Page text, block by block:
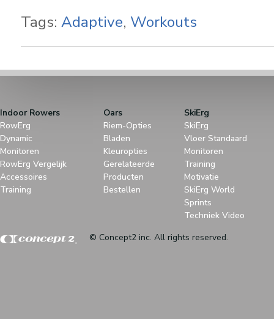
Tags: Adaptive, Workouts
Indoor Rowers
RowErg
Dynamic
Monitoren
RowErg Vergelijk
Accessoires
Training
Oars
Riem-Opties
Bladen
Kleuropties
Gerelateerde
Producten
Bestellen
SkiErg
SkiErg
Vloer Standaard
Monitoren
Training
Motivatie
SkiErg World
Sprints
Techniek Video
© Concept2 inc. All rights reserved.